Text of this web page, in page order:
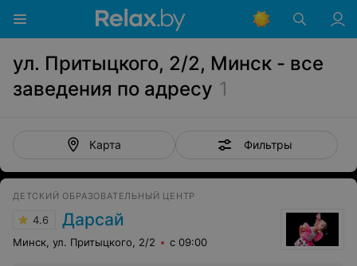
ул. Притыцкого, 2/2, Минск - все
заведения по адресу 1
Карта Фильтры
ДЕТСКИЙ ОБРАЗОВАТЕЛЬНЫЙ ЦЕНТР
4.6 Дарсай
Минск, ул. Притыцкого, 2/2 с 09:00